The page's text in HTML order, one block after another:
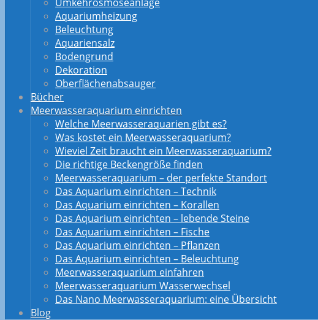
Aquariumheizung
Beleuchtung
Aquariensalz
Bodengrund
Dekoration
Oberflächenabsauger
Bücher
Meerwasseraquarium einrichten
Welche Meerwasseraquarien gibt es?
Was kostet ein Meerwasseraquarium?
Wieviel Zeit braucht ein Meerwasseraquarium?
Die richtige Beckengröße finden
Meerwasseraquarium – der perfekte Standort
Das Aquarium einrichten – Technik
Das Aquarium einrichten – Korallen
Das Aquarium einrichten – lebende Steine
Das Aquarium einrichten – Fische
Das Aquarium einrichten – Pflanzen
Das Aquarium einrichten – Beleuchtung
Meerwasseraquarium einfahren
Meerwasseraquarium Wasserwechsel
Das Nano Meerwasseraquarium: eine Übersicht
Blog